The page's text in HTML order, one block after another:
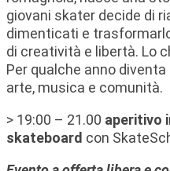
giovani skater decide di
dimenticati e
di creatività e libertà. Lo
Per qualche anno
arte, musica e comunità. ­
> 19:00 – 21.00 aperitivo
skateboard con